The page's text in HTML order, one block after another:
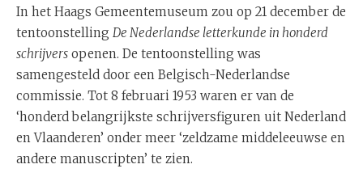
In het Haags Gemeentemuseum zou op 21 december de
tentoonstelling De Nederlandse letterkunde in honderd
schrijvers openen. De tentoonstelling was
samengesteld door een Belgisch-Nederlandse
commissie. Tot 8 februari 1953 waren er van de
‘honderd belangrijkste schrijversfiguren uit Nederland
en Vlaanderen’ onder meer ‘zeldzame middeleeuwse en
andere manuscripten’ te zien.